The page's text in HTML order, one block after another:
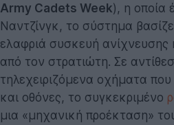
Army Cadets Week), η οποία
Ναντζίνγκ, το σύστημα
ελαφριά συσκευή ανίχνευσης
από τον στρατιώτη. Σε
τηλεχειριζόμενα οχήματα που
και οθόνες, το συγκεκριμένο
μια «μηχανική προέκταση»